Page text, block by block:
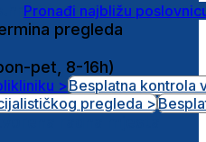
Pronađi najbližu
pregleda
pet, 8-16h)
>Besplatna kontrola
pregleda >